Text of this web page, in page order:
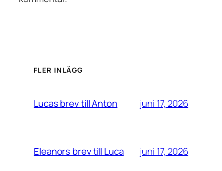
FLER INLÄGG
Lucas brev till Anton juni 17, 2026
Eleanors brev till Luca juni 17, 2026